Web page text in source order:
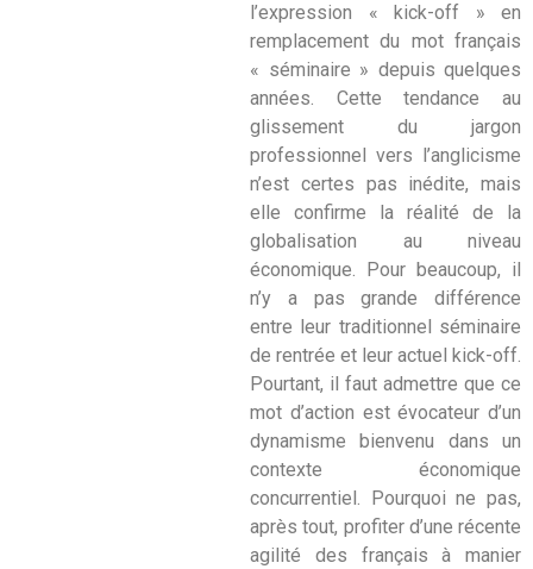
l’expression « kick-off » en
remplacement du mot français
« séminaire » depuis quelques
années. Cette tendance au
glissement du jargon
professionnel vers l’anglicisme
n’est certes pas inédite, mais
elle confirme la réalité de la
globalisation au niveau
économique. Pour beaucoup, il
n’y a pas grande différence
entre leur traditionnel séminaire
de rentrée et leur actuel kick-off.
Pourtant, il faut admettre que ce
mot d’action est évocateur d’un
dynamisme bienvenu dans un
contexte économique
concurrentiel. Pourquoi ne pas,
après tout, profiter d’une récente
agilité des français à manier